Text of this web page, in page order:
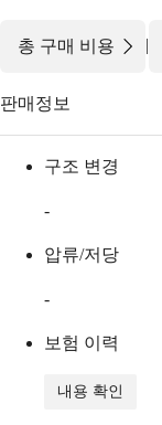
총 구매 비용 |
판매정보
구조 변경
-
압류/저당
-
보험 이력
내용 확인